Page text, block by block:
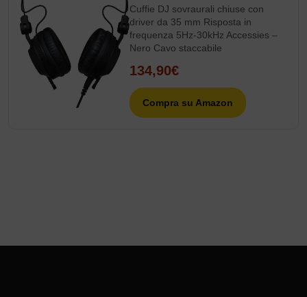
Cuffie DJ sovraurali chiuse con
driver da 35 mm Risposta in
frequenza 5Hz-30kHz Accessies –
Nero Cavo staccabile
134,90€
Compra su Amazon